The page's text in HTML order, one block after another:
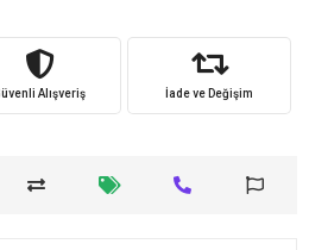
Alışveriş İade ve Değişim